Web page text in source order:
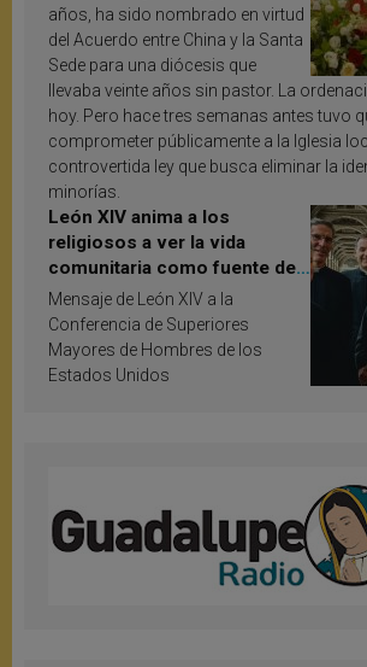
años, ha sido nombrado en virtud
del Acuerdo entre China y la Santa
Sede para una diócesis que
llevaba veinte años sin pastor. La
hoy. Pero hace tres semanas antes tuvo
comprometer públicamente a la Iglesia
controvertida ley que busca eliminar la
minorías.
León XIV anima a los
religiosos a ver la vida
comunitaria como fuente de
inspiración y santificación
Mensaje de León XIV a la
Conferencia de Superiores
Mayores de Hombres de los
Estados Unidos